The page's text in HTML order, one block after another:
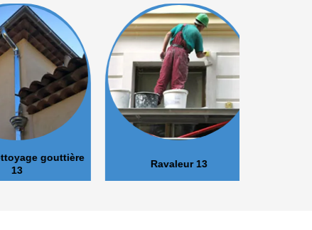
gouttière
Ravaleur 13